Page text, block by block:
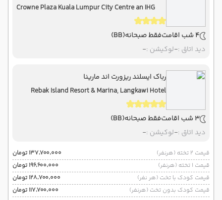
Crowne Plaza Kuala Lumpur City Centre an IHG
4 شب اقامت
فقط صبحانه(BB)
دید اتاق :-لوکیشن :-
رباک ایسلند ریزورت اند مارینا
Rebak Island Resort & Marina, Langkawi Hotel
3 شب اقامت فقط صبحانه(BB)
دید اتاق :-لوکیشن :-
قیمت 2 تخته (هرنفر)
۱۳۷٬۷۰۰٬۰۰۰ تومان
قیمت 1 تخته (هرنفر)
۱۹۶٬۶۰۰٬۰۰۰ تومان
قیمت کودک با تخت (هر نفر)
۱۲۸٬۷۰۰٬۰۰۰ تومان
قیمت کودک بدون تخت (هرنفر)
۱۱۷٬۷۰۰٬۰۰۰ تومان